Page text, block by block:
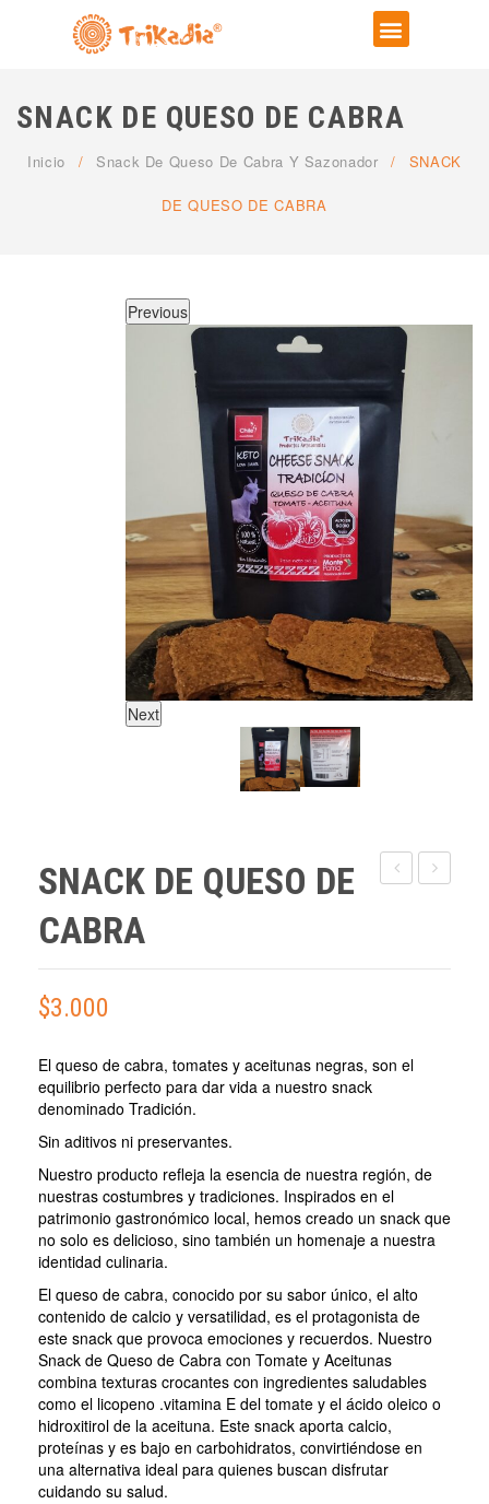
SNACK DE QUESO DE CABRA
Inicio / Snack De Queso De Cabra Y Sazonador / SNACK
DE QUESO DE CABRA
Previous
Next
SNACK DE QUESO DE
CABRA
$3.000
El queso de cabra, tomates y aceitunas negras, son el
equilibrio perfecto para dar vida a nuestro snack
denominado Tradición.
Sin aditivos ni preservantes.
Nuestro producto refleja la esencia de nuestra región, de
nuestras costumbres y tradiciones. Inspirados en el
patrimonio gastronómico local, hemos creado un snack que
no solo es delicioso, sino también un homenaje a nuestra
identidad culinaria.
El queso de cabra, conocido por su sabor único, el alto
contenido de calcio y versatilidad, es el protagonista de
este snack que provoca emociones y recuerdos. Nuestro
Snack de Queso de Cabra con Tomate y Aceitunas
combina texturas crocantes con ingredientes saludables
como el licopeno .vitamina E del tomate y el ácido oleico o
hidroxitirol de la aceituna. Este snack aporta calcio,
proteínas y es bajo en carbohidratos, convirtiéndose en
una alternativa ideal para quienes buscan disfrutar
cuidando su salud.